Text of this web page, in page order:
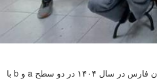
به گزارش روابط عمومی هیات تیراندازی استان فارس، اولین دوره مسابقات آزاد تفنگ و تپانچه استان فارس در سال ۱۴۰۴ در دو سطح a و b با